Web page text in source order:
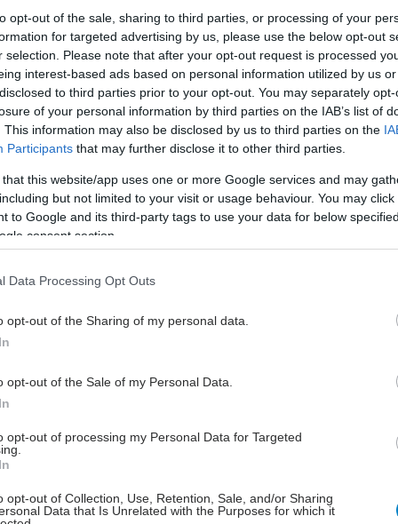
opt-out of the sale, sharing to third parties, or processing of your
for targeted advertising by us, please use the below opt-out
selection. Please note that after your opt-out request is processed
interest-based ads based on personal information utilized by us
to third parties prior to your opt-out. You may separately
of your personal information by third parties on the IAB’s list of
This information may also be disclosed by us to third parties on the
Participants that may further disclose it to other third parties.
this website/app uses one or more Google services and may
but not limited to your visit or usage behaviour. You may
to Google and its third-party tags to use your data for below
consent section.
Data Processing Opt Outs
opt-out of the Sharing of my personal data.
opt-out of the Sale of my Personal Data.
opt-out of processing my Personal Data for Targeted
opt-out of Collection, Use, Retention, Sale, and/or Sharing
Data that Is Unrelated with the Purposes for which it
υποστήριξης και της ελπίδας.
συμμετείχαν 22 ομιλητές– εκπρόσωποι
και ακαδημαϊκής κοινότητας και των
συντόνισε ο κ. Κωνσταντίνος Κωστίκας,
Πανεπιστημίου Ιωαννίνων,
Πνευμονολογικής Κλινικής Π.Γ.Ν. Ιωαννίνων.
από 1160 άτομα παρακολούθησαν δια ζώσης και
«Υγεία Πνευμόνων» της FairLife L.C.C. μετά τις
εκδηλώσεις σε Θεσσαλονίκη, Λάρισα,
και ευαισθητοποίηση του κοινού για
του καρκίνου του πνεύμονα, καθώς και η
προσυμπτωματικού ελέγχου για την έγκαιρη
νόσου.
επίσης η δωρεάν προσφορά στο
προσυμπτωματικού ελέγχου καρκίνου του